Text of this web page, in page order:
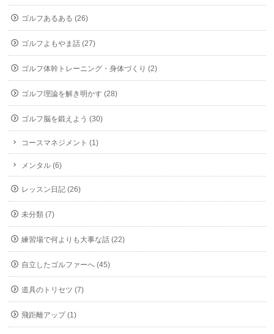
ゴルフあるある (26)
ゴルフよもやま話 (27)
ゴルフ体幹トレーニング・身体づくり (2)
ゴルフ理論を解き明かす (28)
ゴルフ脳を鍛えよう (30)
コースマネジメント (1)
メンタル (6)
レッスン日記 (26)
未分類 (7)
練習場で何よりも大事な話 (22)
自立したゴルファーへ (45)
道具のトリセツ (7)
飛距離アップ (1)